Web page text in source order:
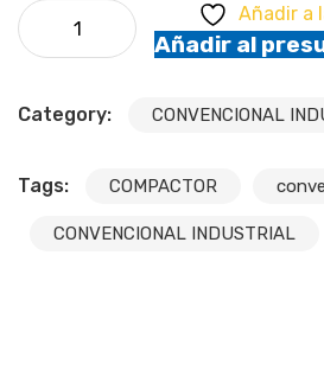
Galaxy - SMOOTH COMPACTOR
Añadir a
Añadir al
Category: CONVENCIONAL
Tags: COMPACTOR
CONVENCIONAL INDUSTRIAL